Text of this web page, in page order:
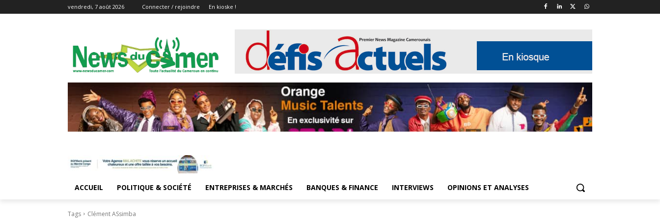
vendredi, 7 août 2026 Connecter / rejoindre En kioske !
ACCUEIL POLITIQUE & SOCIÉTÉ ENTREPRISES & MARCHÉS BANQUES & FINANCE INTERVIEWS OPINIONS ET ANALYSES
Tags Clément ASsimba